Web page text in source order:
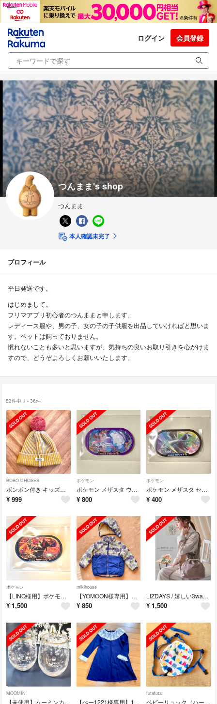
ログイン 会員登録
つんまま's shop
つんまま
本人確認未完了
プロフィール
平日発送です。
はじめまして。
フリマアプリ初心者のつんままと申します。
レディース服や、男の子、女の子の子供服を出品していければと思いま
す。ペットは飼っておりません。
慣れないことも多いと思いますが、気持ちの良いお取り引きを心がけま
すので、どうぞよろしくお願いいたします。
53件中 1 - 36件
BOBO CHOSES
ボンボン付き キッズニット 帽
¥ 999
ポケモン
ポケモン メザスタ ウツロイド UB
¥ 800
ポケモン
ポケモン メザスタ セグレイブ タグ
¥ 400
ポケモン
【LINQ様用】ポケモン メザスタ ゲンシグラードン タグ
¥ 1,500
mikihouse
【YOMOON様専用】ミキハウスpicnicダウンジャケット110cm男の子女の
¥ 850
LIZDAYS / 嬉しい3way仕様！大人可愛い巾着型ショルダーバッグ
¥ 1,500
MOOMIN
【未使用】ムーミンカフェグラス（２個セット） 【ぺー1221様専用】120cm、ワンピース、紺、ネイビー、清楚
futafuta
ベビーリュック（ハーネス付き）